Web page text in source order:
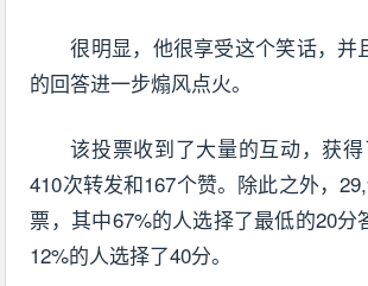
很明显，他很享受这个笑话，并
的回答进一步煽风点火。
该投票收到了大量的互动，获得
410次转发和167个赞。除此之外，
票，其中67%的人选择了最低的20分
12%的人选择了40分。